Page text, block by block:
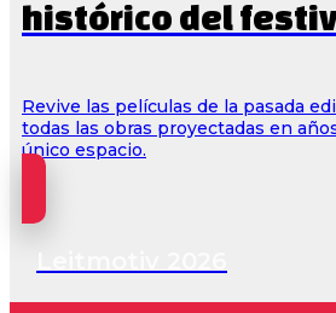
histórico del
Revive las películas de la pasada
todas las obras proyectadas en
único espacio.